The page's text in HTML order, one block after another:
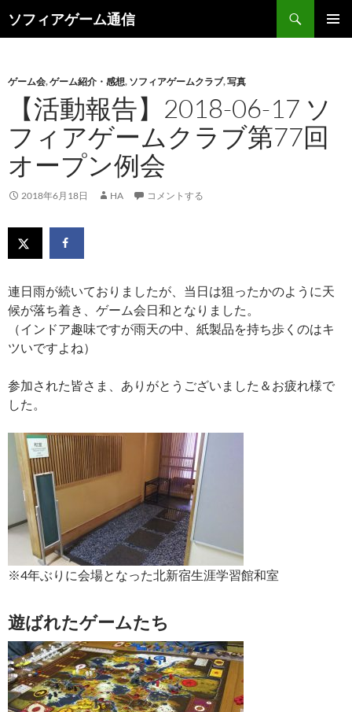
ソフィアゲーム通信
索
ン
ス
キ
ッ
ゲーム会,ゲーム紹介・感想, ソフィアゲームクラブ,写真
【活動報告】2018-06-17 ソ
フィアゲームクラブ第77回
オープン例会
2018年6月18日 HA コメントする
連日雨が続いておりましたが、当日は狙ったかのように天
候が落ち着き、ゲーム会日和となりました。
（インドア趣味ですが雨天の中、紙製品を持ち歩くのはキ
ツいですよね）
参加された皆さま、ありがとうございました＆お疲れ様で
した。
※4年ぶりに会場となった北新宿生涯学習館和室
遊ばれたゲームたち